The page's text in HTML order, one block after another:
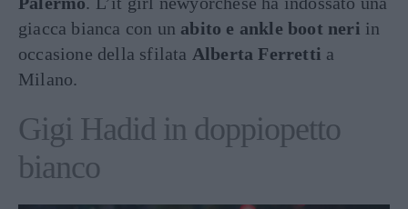
giacca bianca con un abito e ankle boot neri in
occasione della sfilata Alberta Ferretti a
Milano.
Gigi Hadid in doppiopetto
bianco